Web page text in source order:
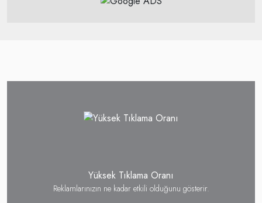
Yüksek Tıklama Oranı
Reklamlarınızın ne kadar etkili olduğunu gösterir.